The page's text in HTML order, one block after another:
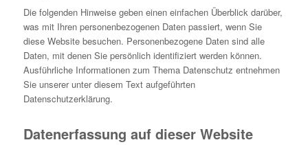
Die folgenden Hinweise geben einen einfachen Überblick darüber,
was mit Ihren personenbezogenen Daten passiert, wenn Sie
diese Website besuchen. Personenbezogene Daten sind alle
Daten, mit denen Sie persönlich identifiziert werden können.
Ausführliche Informationen zum Thema Datenschutz entnehmen
Sie unserer unter diesem Text aufgeführten
Datenschutzerklärung.
Datenerfassung auf dieser Website